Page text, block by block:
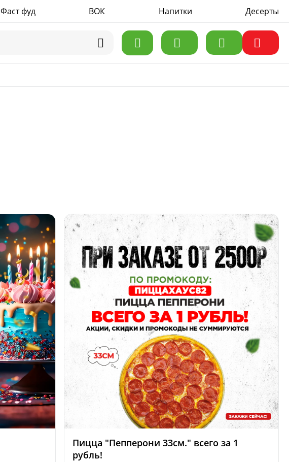
Доставка Контакты
Фаст фуд ВОК Напитки Десерты
Пицца "Пепперони 33см." всего за 1
рубль!